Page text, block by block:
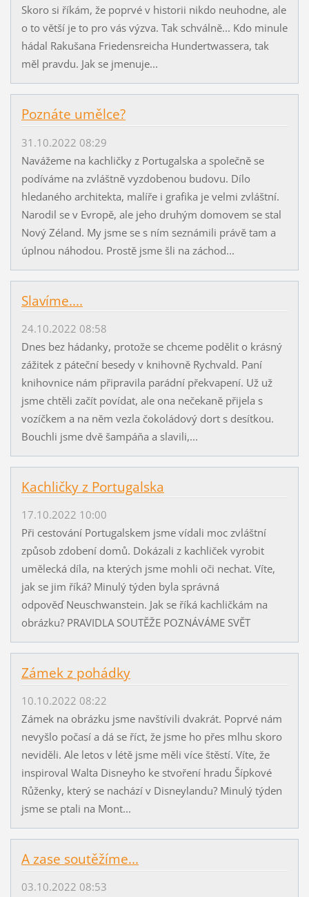
Skoro si říkám, že poprvé v historii nikdo neuhodne, ale
o to větší je to pro vás výzva. Tak schválně... Kdo minule
hádal Rakušana Friedensreicha Hundertwassera, tak
měl pravdu. Jak se jmenuje...
Poznáte umělce?
31.10.2022 08:29
Navážeme na kachličky z Portugalska a společně se
podíváme na zvláštně vyzdobenou budovu. Dílo
hledaného architekta, malíře i grafika je velmi zvláštní.
Narodil se v Evropě, ale jeho druhým domovem se stal
Nový Zéland. My jsme se s ním seznámili právě tam a
úplnou náhodou. Prostě jsme šli na záchod...
Slavíme....
24.10.2022 08:58
Dnes bez hádanky, protože se chceme podělit o krásný
zážitek z páteční besedy v knihovně Rychvald. Paní
knihovnice nám připravila parádní překvapení. Už už
jsme chtěli začít povídat, ale ona nečekaně přijela s
vozíčkem a na něm vezla čokoládový dort s desítkou.
Bouchli jsme dvě šampáňa a slavili,...
Kachličky z Portugalska
17.10.2022 10:00
Při cestování Portugalskem jsme vídali moc zvláštní
způsob zdobení domů. Dokázali z kachliček vyrobit
umělecká díla, na kterých jsme mohli oči nechat. Víte,
jak se jim říká? Minulý týden byla správná
odpověď Neuschwanstein. Jak se říká kachličkám na
obrázku? PRAVIDLA SOUTĚŽE POZNÁVÁME SVĚT
Zámek z pohádky
10.10.2022 08:22
Zámek na obrázku jsme navštívili dvakrát. Poprvé nám
nevyšlo počasí a dá se říct, že jsme ho přes mlhu skoro
neviděli. Ale letos v létě jsme měli více štěstí. Víte, že
inspiroval Walta Disneyho ke stvoření hradu Šípkové
Růženky, který se nachází v Disneylandu? Minulý týden
jsme se ptali na Mont...
A zase soutěžíme...
03.10.2022 08:53